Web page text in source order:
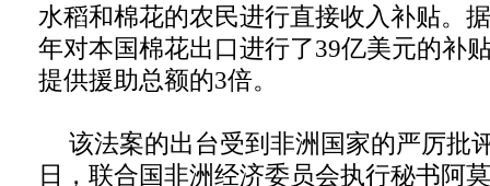
水稻和棉花的农民进行直接收入补贴。
年对本国棉花出口进行了39亿美元的补
提供援助总额的3倍。
该法案的出台受到非洲国家的严厉批
日，联合国非洲经济委员会执行秘书阿